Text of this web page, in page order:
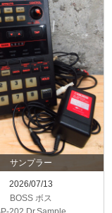
サンプラー
2026/07/13
BOSS ボス